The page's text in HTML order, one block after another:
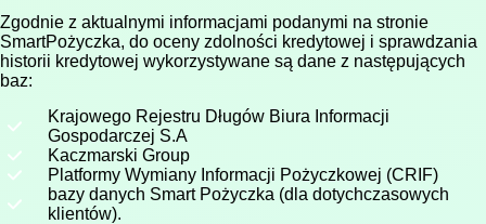
Zgodnie z aktualnymi informacjami podanymi na stronie
SmartPożyczka, do oceny zdolności kredytowej i sprawdzania
historii kredytowej wykorzystywane są dane z następujących
baz:
Krajowego Rejestru Długów Biura Informacji
Gospodarczej S.A
Kaczmarski Group
Platformy Wymiany Informacji Pożyczkowej (CRIF)
bazy danych Smart Pożyczka (dla dotychczasowych
klientów).